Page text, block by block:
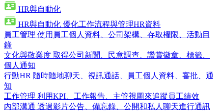
HR與自動化
HR與自動化 優化工作流程與管理HR資料
員工管理 使用員工個人資料、公司架構、存取權限、活動目
錄
文化與敬業度 取得公司新聞、民意調查、讚賞徽章、標籤、
個人通知
行動HR 隨時隨地聊天、視訊通話、員工個人資料、審批、通
知
工作管理 利用KPI、工作報告、主管視圖來追蹤員工績效
內部溝通 透過影片公告、備忘錄、公開和私人聊天進行通訊